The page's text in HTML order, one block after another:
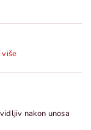
nakon unosa